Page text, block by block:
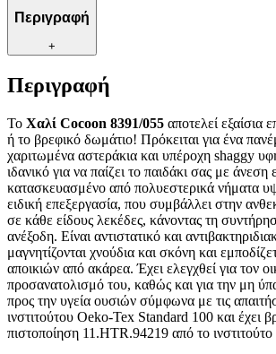
Περιγραφή
+
Περιγραφή
Το Χαλί Cocoon 8391/055 αποτελεί εξαίσια
ή το βρεφικό δωμάτιο! Πρόκειται για ένα
χαριτωμένα αστεράκια και υπέροχη shaggy
ιδανικό για να παίζει το παιδάκι σας με άνεση
κατασκευασμένο από πολυεστερικά νήματα
ειδική επεξεργασία, που συμβάλλει στην
σε κάθε είδους λεκέδες, κάνοντας τη
ανέξοδη. Είναι αντιστατικό και
μαγνητίζονται χνούδια και σκόνη και
αποικιών από ακάρεα. Έχει ελεγχθεί για τον
προσανατολισμό του, καθώς και για την μη
προς την υγεία ουσιών σύμφωνα με τις
ινστιτούτου Oeko-Tex Standard 100 και έχει
πιστοποίηση 11.HTR.94219 από το